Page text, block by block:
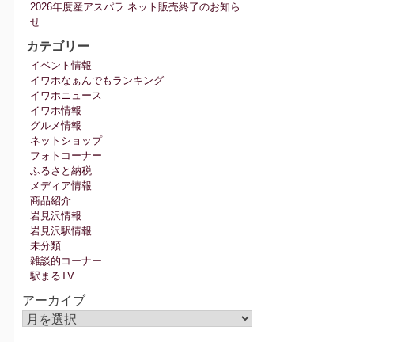
2026年度産アスパラ ネット販売終了のお知ら
せ
カテゴリー
イベント情報
イワホなぁんでもランキング
イワホニュース
イワホ情報
グルメ情報
ネットショップ
フォトコーナー
ふるさと納税
メディア情報
商品紹介
岩見沢情報
岩見沢駅情報
未分類
雑談的コーナー
駅まるTV
アーカイブ